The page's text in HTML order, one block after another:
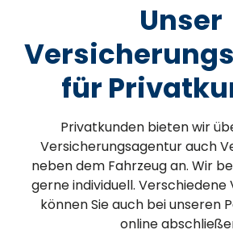
Unser
für
Privatkunden bieten wir
Versicherungsagentur auch
neben dem Fahrzeug an. Wir
gerne individuell. Verschiedene
können Sie auch bei unseren
online abschließ